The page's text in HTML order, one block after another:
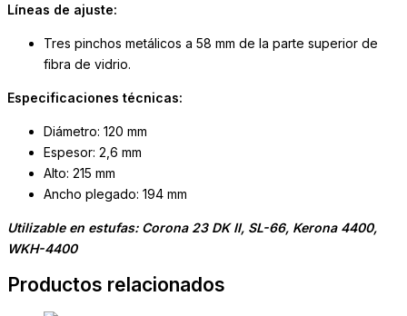
Líneas de ajuste:
Tres pinchos metálicos a 58 mm de la parte superior de
fibra de vidrio.
Especificaciones técnicas:
Diámetro: 120 mm
Espesor: 2,6 mm
Alto: 215 mm
Ancho plegado: 194 mm
Utilizable en estufas: Corona 23 DK II, SL-66, Kerona 4400,
WKH-4400
Productos relacionados